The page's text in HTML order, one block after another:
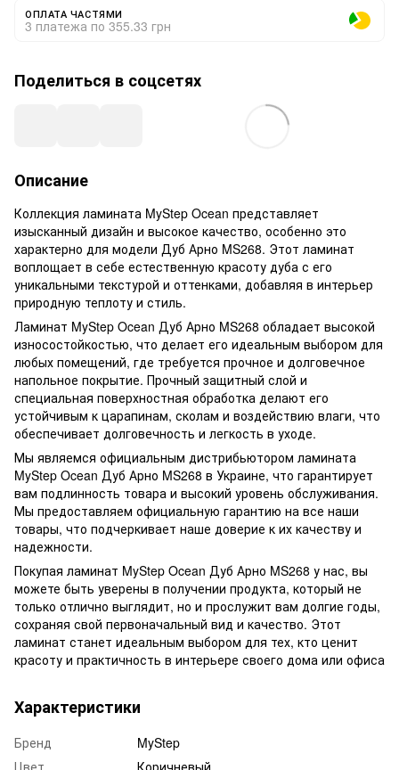
ОПЛАТА ЧАСТЯМИ
3 платежа по 355.33 грн
Поделиться в соцсетях
Описание
Коллекция ламината MyStep Ocean представляет
изысканный дизайн и высокое качество, особенно это
характерно для модели Дуб Арно MS268. Этот ламинат
воплощает в себе естественную красоту дуба с его
уникальными текстурой и оттенками, добавляя в интерьер
природную теплоту и стиль.
Ламинат MyStep Ocean Дуб Арно MS268 обладает высокой
износостойкостью, что делает его идеальным выбором для
любых помещений, где требуется прочное и долговечное
напольное покрытие. Прочный защитный слой и
специальная поверхностная обработка делают его
устойчивым к царапинам, сколам и воздействию влаги, что
обеспечивает долговечность и легкость в уходе.
Мы являемся официальным дистрибьютором ламината
MyStep Ocean Дуб Арно MS268 в Украине, что гарантирует
вам подлинность товара и высокий уровень обслуживания.
Мы предоставляем официальную гарантию на все наши
товары, что подчеркивает наше доверие к их качеству и
надежности.
Покупая ламинат MyStep Ocean Дуб Арно MS268 у нас, вы
можете быть уверены в получении продукта, который не
только отлично выглядит, но и прослужит вам долгие годы,
сохраняя свой первоначальный вид и качество. Этот
ламинат станет идеальным выбором для тех, кто ценит
красоту и практичность в интерьере своего дома или офиса
Характеристики
Бренд
MyStep
Цвет
Коричневый